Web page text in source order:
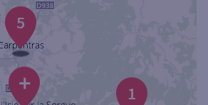
Rechercher
+
5
1